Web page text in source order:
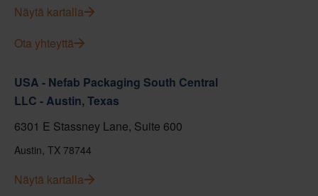
Näytä kartalla
Ota yhteyttä
USA - Nefab Packaging South Central
LLC - Austin, Texas
6301 E Stassney Lane, Suite 600
Austin, TX 78744
Näytä kartalla